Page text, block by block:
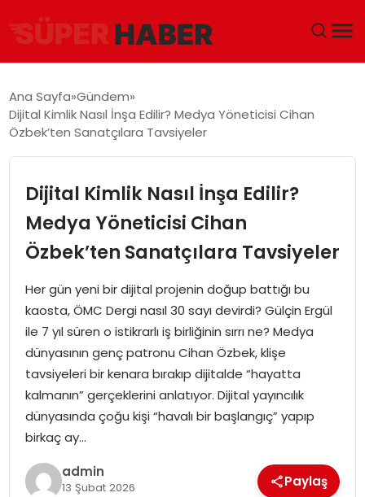
GÜNDEM
EĞITIM
EKONOMI
MAGAZIN
SAĞLIK
SIYASET
SPOR
TEKNOLOJI
Ana Sayfa Gündem
Dijital Kimlik Nasıl İnşa Edilir? Medya Yöneticisi Cihan
Özbek’ten Sanatçılara Tavsiyeler
Dijital Kimlik Nasıl İnşa Edilir?
Medya Yöneticisi Cihan
Özbek’ten Sanatçılara Tavsiyeler
Her gün yeni bir dijital projenin doğup battığı bu
kaosta, ÖMC Dergi nasıl 30 sayı devirdi? Gülçin Ergül
ile 7 yıl süren o istikrarlı iş birliğinin sırrı ne? Medya
dünyasının genç patronu Cihan Özbek, klişe
tavsiyeleri bir kenara bırakıp dijitalde “hayatta
kalmanın” gerçeklerini anlatıyor. Dijital yayıncılık
dünyasında çoğu kişi “havalı bir başlangıç” yapıp
birkaç ay…
admin
13 Şubat 2026 Paylaş